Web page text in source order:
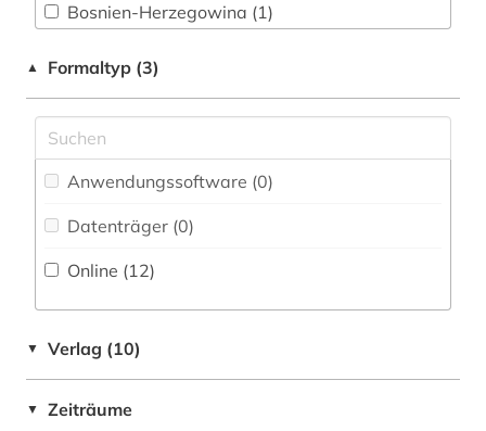
sindhi-sprache (1)
südasien (5)
tamil (1)
türkisch (4)
Bosnien-Herzegowina (1)
Osmanisches Reich (2)
Russland, Sowjetunion (1)
Tuerkei (2)
▲ Formaltyp (3)
Anwendungssoftware (0)
Datenträger (0)
Online (12)
▼ Verlag (10)
▼ Zeiträume